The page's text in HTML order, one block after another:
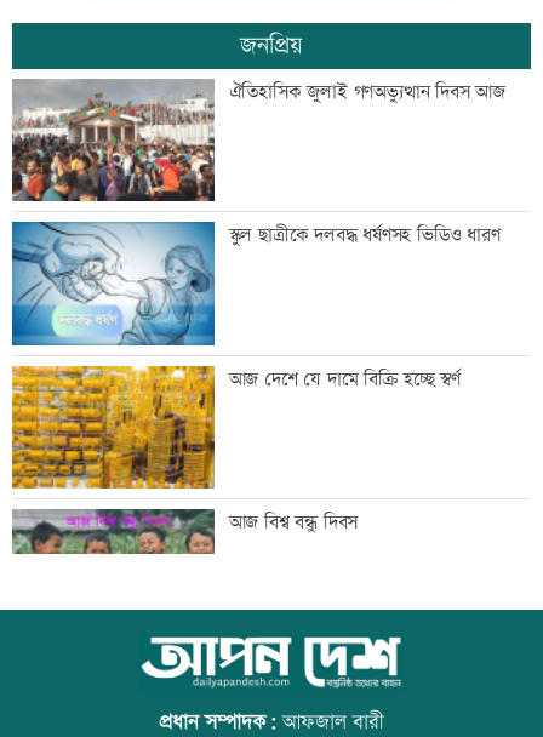
অতিরিক্ত মদপানে এক ব্যক্তির মৃত্যু
ইবির গবেষণাপত্র প্রত্যাহারের ঘটনায় তদন্ত
কমিটি
যুবদল নেতার মরদেহ গুমের চেষ্টা, থানায়
মামলা
দেশকে কী দিতে পারলাম, সেটিই গুরুত্বপূর্ণ:
প্রধানমন্ত্রী
ভেজা চুলে ঘুমাচ্ছেন? জানুন এর প্রভাব
জনপ্রিয়
ঐতিহাসিক জুলাই গণঅভ্যুত্থান দিবস আজ
স্কুল ছাত্রীকে দলবদ্ধ ধর্ষণসহ ভিডিও ধারণ
আজ দেশে যে দামে বিক্রি হচ্ছে স্বর্ণ
আজ বিশ্ব বন্ধু দিবস
কোরআন-হাদিসে নামাজ না পড়ার শাস্তি
প্রধান সম্পাদক:আফজাল বারী